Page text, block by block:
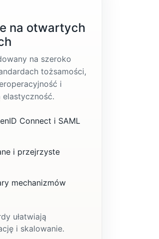
na otwartych
na szeroko
tożsamości,
i
elastyczność.
Connect i SAML
i przejrzyste
mechanizmów
ułatwiają
i skalowanie.